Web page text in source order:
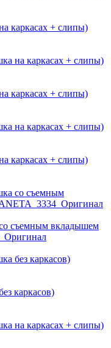
каркасах + слипы)
каркасах + слипы)
каркасах + слипы)
съемным вкладышем
каркасов)